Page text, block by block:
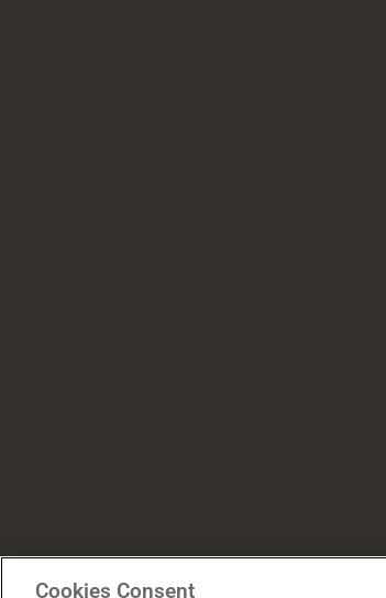
Cookies Consent